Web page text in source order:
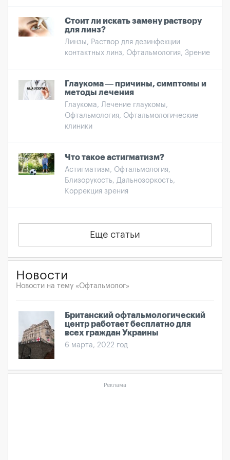
Стоит ли искать замену раствору
для линз?
Линзы, Раствор для дезинфекции
контактных линз, Офтальмология, Зрение
Глаукома — причины, симптомы и
методы лечения
Глаукома, Лечение глаукомы,
Офтальмология, Офтальмологические
клиники
Что такое астигматизм?
Астигматизм, Офтальмология,
Близорукость, Дальнозоркость,
Коррекция зрения
Еще статьи
Новости
Новости на тему «Офтальмолог»
Британский офтальмологический
центр работает бесплатно для
всех граждан Украины
6 марта, 2022 год
Реклама